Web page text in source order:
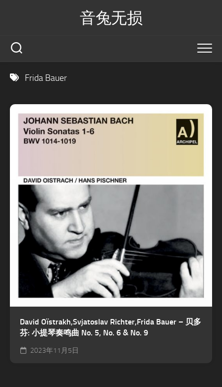
音兔无损
Frida Bauer
David Oïstrakh,Svjatoslav Richter,Frida Bauer – 贝多
芬: 小提琴奏鸣曲 No. 5, No. 6 & No. 9
2023年11月5日